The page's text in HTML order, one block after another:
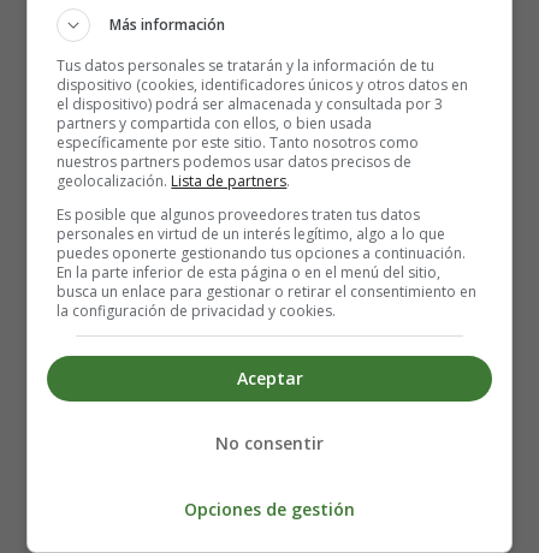
hipertensión arterial
dar a luz por cesárea y de desarrollar hipertensión. En el
caso de la diabetes en estas personas, el riesgo es por
tanto aún mayor. Además, en la madre, se produce un
aumento de ladiabetes posnatalcon un riesgo
multiplicado por 7. Por eso el control de la diabetes no se
detiene en el parto. En el posparto, las madres deben
seguir alimentándose bien y controlar sus niveles de
azúcar en sangre cada año.
¿Cómo se diagnostica la
diabetes gestacional?
glucosa en sangre es superior a 1,26 g/L, se trata de una
Más información
Tus datos personales se tratarán y la información de tu
dispositivo (cookies, identificadores únicos y otros datos en
el dispositivo) podrá ser almacenada y consultada por 3
partners y compartida con ellos, o bien usada
específicamente por este sitio. Tanto nosotros como
nuestros partners podemos usar datos precisos de
geolocalización. Lista de partners.
Es posible que algunos proveedores traten tus datos
personales en virtud de un interés legítimo, algo a lo que
puedes oponerte gestionando tus opciones a continuación.
En la parte inferior de esta página o en el menú del sitio,
busca un enlace para gestionar o retirar el consentimiento en
la configuración de privacidad y cookies.
Aceptar
No consentir
Opciones de gestión